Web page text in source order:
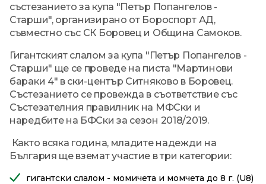
състезанието за купа "Петър Попангелов -
Старши", организирано от Бороспорт АД,
съвместно със СК Боровец и Община Самоков.
Гигантският слалом за купа "Петър Попангелов -
Старши" ще се проведе на писта "Мартинови
бараки 4" в ски-център Ситняково в Боровец.
Състезанието се провежда в съответствие със
Състезателния правилник на МФСки и
наредбите на БФСки за сезон 2018/2019.
Както всяка година, младите надежди на
България ще вземат участие в три категории:
гигантски слалом - момичета и момчета до 8 г. (U8)